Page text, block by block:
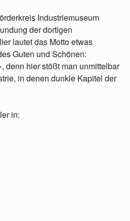
Industriemuseum
der dortigen
lautet das Motto etwas
Guten und Schönen:
denn hier stößt man unmittelbar
in denen dunkle Kapitel der
in: